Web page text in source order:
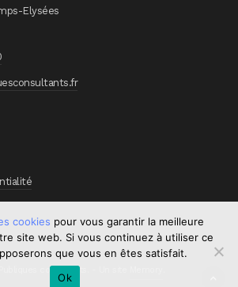
Elysées
consultants. - Un site
cookies pour vous garantir la meilleure
site web. Si vous continuez à utiliser ce
que vous en êtes satisfait.
Ok